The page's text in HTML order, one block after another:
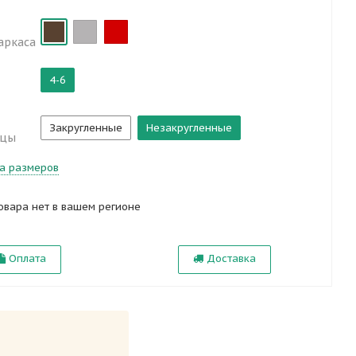
4-6
Закругленные Незакругленные
размеров
нет в вашем регионе
Оплата Доставка